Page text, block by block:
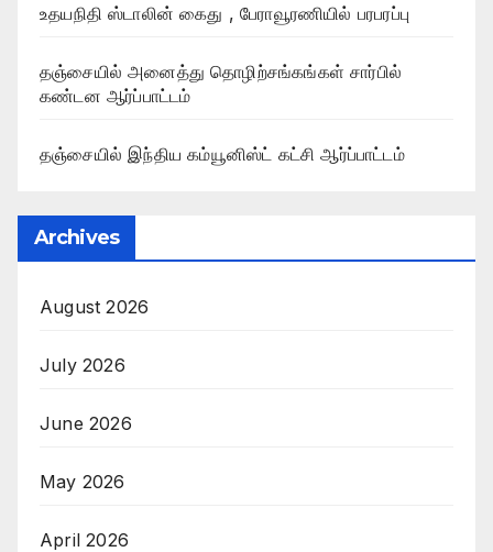
உதயநிதி ஸ்டாலின் கைது , பேராவூரணியில் பரபரப்பு
தஞ்சையில் அனைத்து தொழிற்சங்கங்கள் சார்பில்
கண்டன ஆர்ப்பாட்டம்
தஞ்சையில் இந்திய கம்யூனிஸ்ட் கட்சி ஆர்ப்பாட்டம்
Archives
August 2026
July 2026
June 2026
May 2026
April 2026